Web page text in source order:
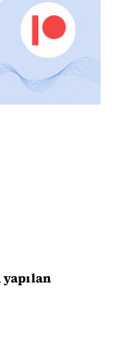
yapılan